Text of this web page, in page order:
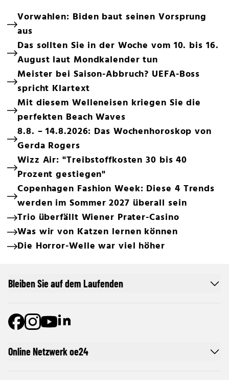
Vorwahlen: Biden baut seinen Vorsprung
aus
Das sollten Sie in der Woche vom 10. bis 16.
August laut Mondkalender tun
Meister bei Saison-Abbruch? UEFA-Boss
spricht Klartext
Mit diesem Welleneisen kriegen Sie die
perfekten Beach Waves
8.8. – 14.8.2026: Das Wochenhoroskop von
Gerda Rogers
Wizz Air: "Treibstoffkosten 30 bis 40
Prozent gestiegen"
Copenhagen Fashion Week: Diese 4 Trends
werden im Sommer 2027 überall sein
Trio überfällt Wiener Prater-Casino
Was wir von Katzen lernen können
Die Horror-Welle war viel höher
Online Netzwerk oe24
Bleiben Sie auf dem Laufenden